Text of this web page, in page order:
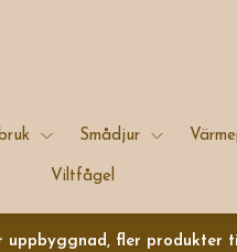
Smådjur
Viltfågel
uppbyggnad, fler produkter